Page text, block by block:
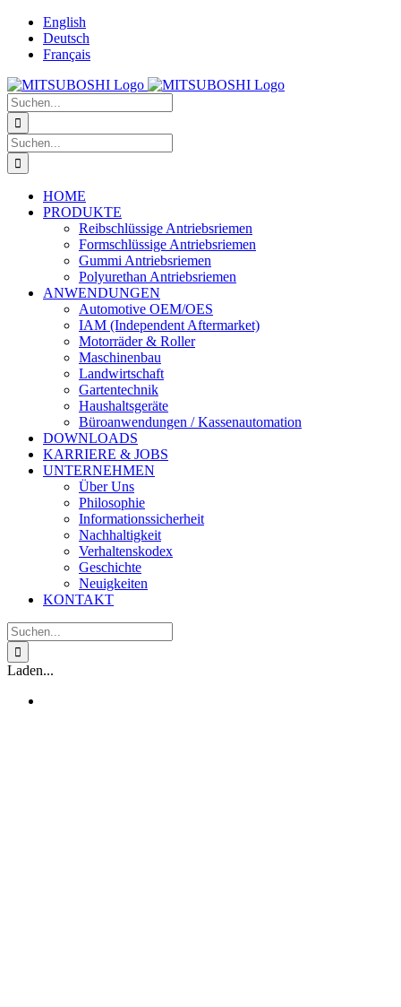
Zum
Inhalt
springen
English
Deutsch
Français
Suche
nach:
Suche
nach:
HOME
PRODUKTE
Reibschlüssige Antriebsriemen
Formschlüssige Antriebsriemen
Gummi Antriebsriemen
Polyurethan Antriebsriemen
ANWENDUNGEN
Automotive OEM/OES
IAM (Independent Aftermarket)
Motorräder & Roller
Maschinenbau
Landwirtschaft
Gartentechnik
Haushaltsgeräte
Büroanwendungen / Kassenautomation
DOWNLOADS
KARRIERE & JOBS
UNTERNEHMEN
Über Uns
Philosophie
Informationssicherheit
Nachhaltigkeit
Verhaltenskodex
Geschichte
Neuigkeiten
KONTAKT
Suche
nach:
Laden...